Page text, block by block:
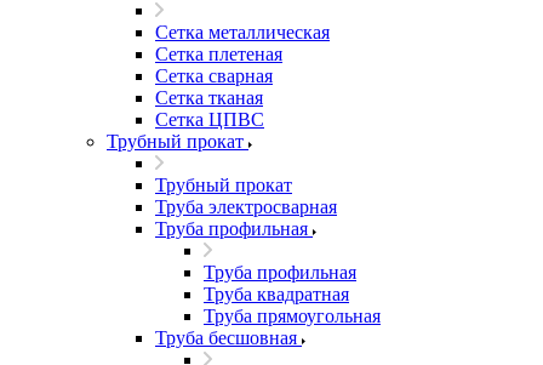
Сетка металлическая
Сетка плетеная
Сетка сварная
Сетка тканая
Сетка ЦПВС
Трубный прокат
Трубный прокат
Труба электросварная
Труба профильная
Труба профильная
Труба квадратная
Труба прямоугольная
Труба бесшовная